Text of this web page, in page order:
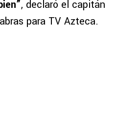
, declaró el capitán
para TV Azteca.